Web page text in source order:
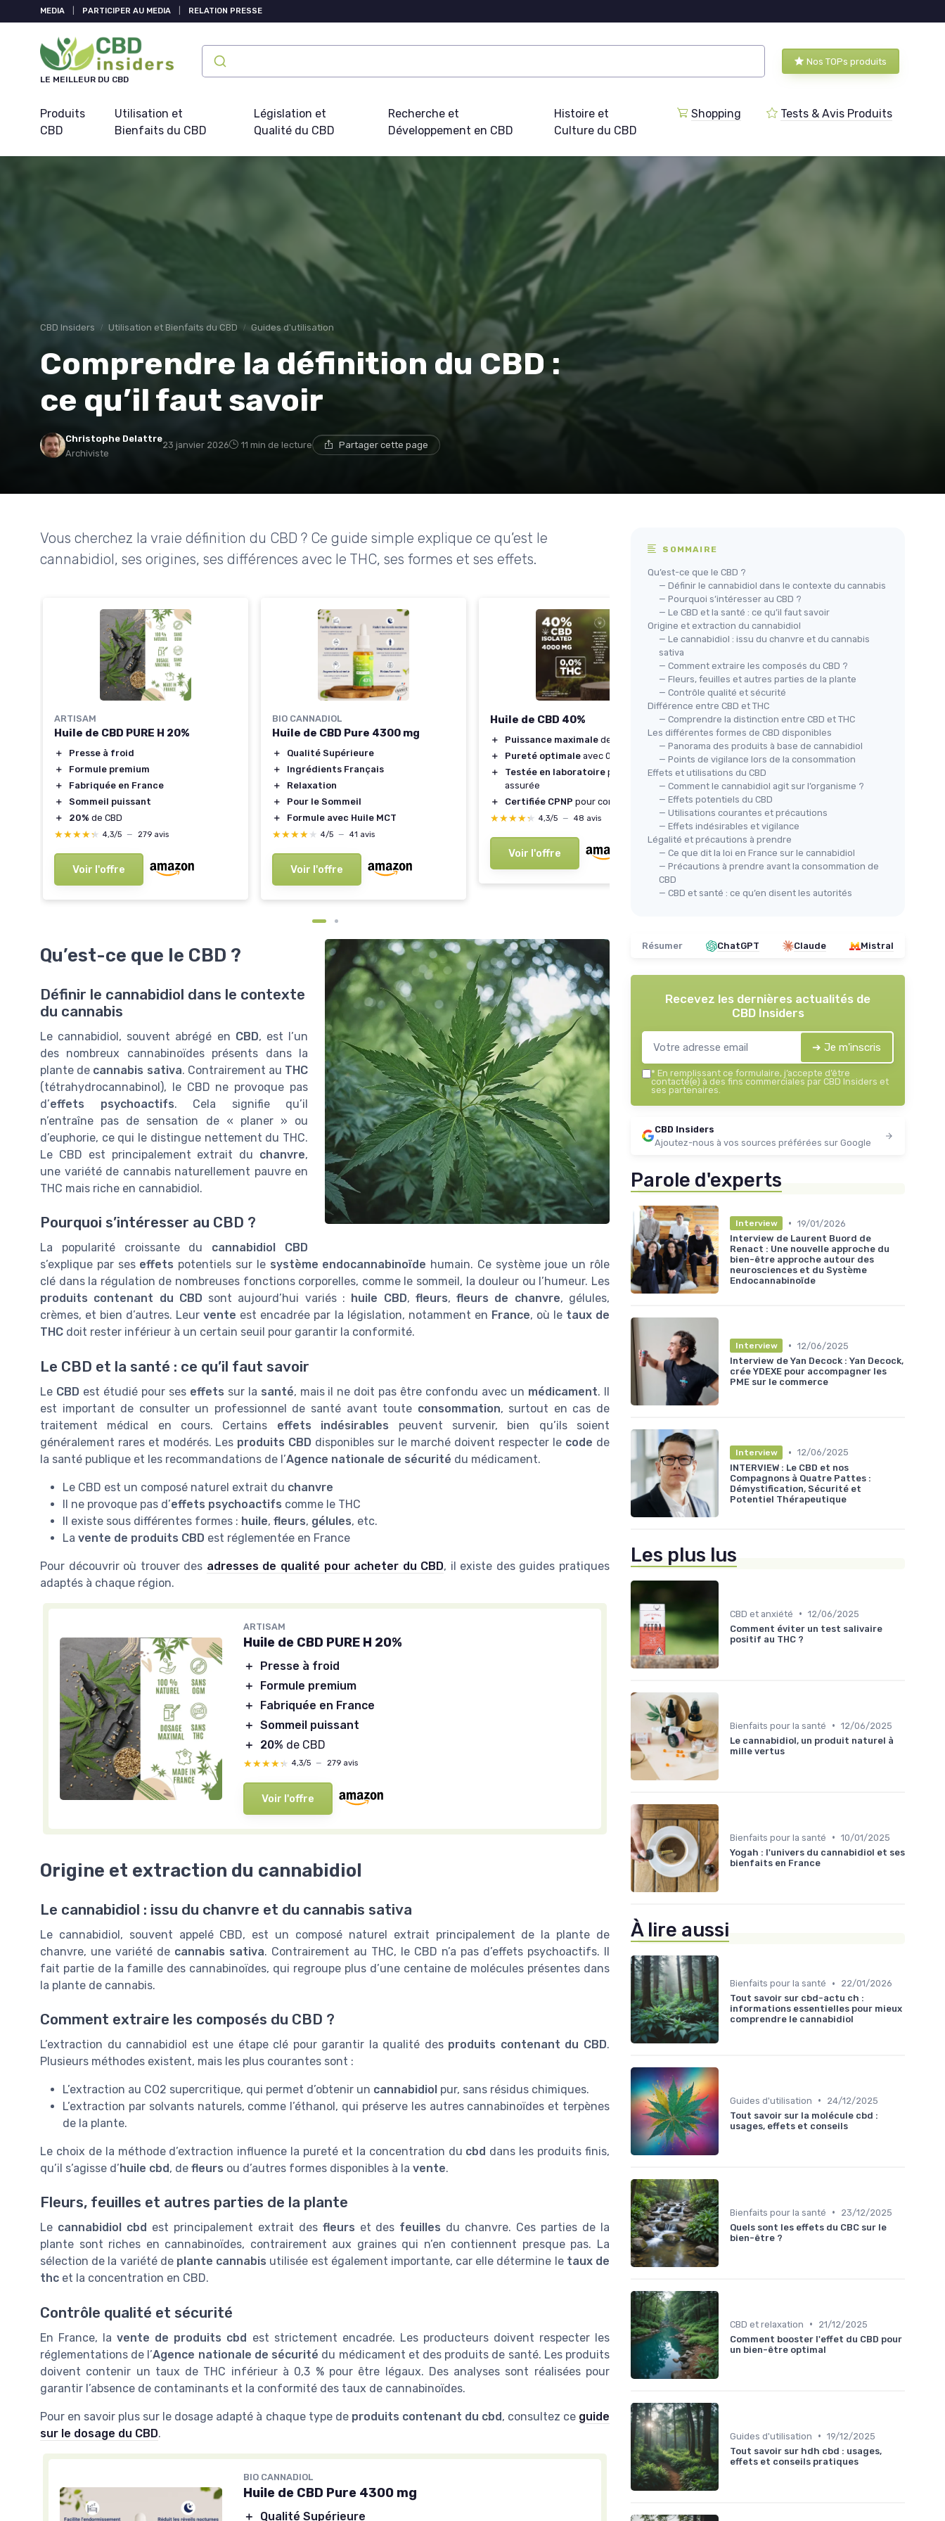
MEDIA PARTICIPER AU MEDIA RELATION PRESSE
LE MEILLEUR DU CBD
Nos TOPs produits
Produits
CBD
Utilisation et
Bienfaits du CBD
Législation et
Qualité du CBD
Recherche et
Développement en CBD
Histoire et
Culture du CBD
Shopping Tests & Avis Produits
CBD Insiders Utilisation et Bienfaits du CBD Guides d'utilisation
Comprendre la définition du CBD :
ce qu’il faut savoir
Christophe Delattre
Archiviste
23 janvier 2026 11 min de lecture Partager cette page
Vous cherchez la vraie définition du CBD ? Ce guide simple explique ce qu’est le
cannabidiol, ses origines, ses différences avec le THC, ses formes et ses effets.
ARTISAM
Huile de CBD PURE H 20%
＋
Presse à froid
＋
Formule premium
＋
Fabriquée en France
＋
Sommeil puissant
＋
20% de CBD
★★★★★
★★★★★ 4,3/5 — 279 avis
Voir l'offre
BIO CANNADIOL
Huile de CBD Pure 4300 mg
＋
Qualité Supérieure
＋
Ingrédients Français
＋
Relaxation
＋
Pour le Sommeil
＋
Formule avec Huile MCT
★★★★★
★★★★★ 4/5 — 41 avis
Voir l'offre
Huile de CBD 40%
＋ Puissance maximale de 4000 mg
＋
Pureté optimale avec 0% THC
＋
Testée en laboratoire pour qualité
assurée
＋
Certifiée CPNP pour conformité
★★★★★
★★★★★ 4,3/5 — 48 avis
Voir l'offre
Huile de CBD 40% Isolat 4000 mg
＋ 0%THC
＋ Ultra concentration
＋ Qualité premium
＋ Testée etcertifiée
européen
★★★★★
★★★★★ 4,6/5
Voir l'offre
Qu’est-ce que le CBD ?
Définir le cannabidiol dans le contexte
du cannabis
Le cannabidiol, souvent abrégé en CBD, est l’un
des nombreux cannabinoïdes présents dans la
plante de cannabis sativa. Contrairement au THC
(tétrahydrocannabinol), le CBD ne provoque pas
d’effets psychoactifs. Cela signifie qu’il
n’entraîne pas de sensation de « planer » ou
d’euphorie, ce qui le distingue nettement du THC.
Le CBD est principalement extrait du chanvre,
une variété de cannabis naturellement pauvre en
THC mais riche en cannabidiol.
Pourquoi s’intéresser au CBD ?
La popularité croissante du cannabidiol CBD
s’explique par ses effets potentiels sur le système endocannabinoïde humain. Ce système joue un rôle
clé dans la régulation de nombreuses fonctions corporelles, comme le sommeil, la douleur ou l’humeur. Les
produits contenant du CBD sont aujourd’hui variés : huile CBD, fleurs,fleurs de chanvre, gélules,
crèmes, et bien d’autres. Leurvente est encadrée par la législation, notamment en France, où le taux de
THC doit rester inférieur à un certain seuil pour garantir la conformité.
Le CBD et la santé : ce qu’il faut savoir
Le CBD est étudié pour ses effets sur la santé, mais il ne doit pas être confondu avec un médicament. Il
est important de consulter un professionnel de santé avant toute consommation, surtout en cas de
traitement médical en cours. Certains effets indésirables peuvent survenir, bien qu’ils soient
généralement rares et modérés. Les produits CBD disponibles sur le marché doivent respecter le code de
la santé publique et les recommandations de l’Agence nationale de sécurité du médicament.
Le CBD est un composé naturel extrait du chanvre
Il ne provoque pas d’effets psychoactifs comme le THC
Il existe sous différentes formes : huile, fleurs, gélules, etc.
La vente de produits CBD est réglementée en France
Pour découvrir où trouver des adresses de qualité pour acheter du CBD, il existe des guides pratiques
adaptés à chaque région.
ARTISAM
Huile de CBD PURE H 20%
＋
Presse à froid
＋
Formule premium
＋
Fabriquée en France
＋ Sommeil puissant
＋
20% de CBD
★★★★★
★★★★★ 4,3/5 — 279 avis
Voir l'offre
Origine et extraction du cannabidiol
Le cannabidiol : issu du chanvre et du cannabis sativa
Le cannabidiol, souvent appelé CBD, est un composé naturel extrait principalement de la plante de
chanvre, une variété de cannabis sativa. Contrairement au THC, le CBD n’a pas d’effets psychoactifs. Il
fait partie de la famille des cannabinoïdes, qui regroupe plus d’une centaine de molécules présentes dans
la plante de cannabis.
Comment extraire les composés du CBD ?
L’extraction du cannabidiol est une étape clé pour garantir la qualité des produits contenant du CBD.
Plusieurs méthodes existent, mais les plus courantes sont :
L’extraction au CO2 supercritique, qui permet d’obtenir un cannabidiol pur, sans résidus chimiques.
L’extraction par solvants naturels, comme l’éthanol, qui préserve les autres cannabinoïdes et terpènes
de la plante.
Le choix de la méthode d’extraction influence la pureté et la concentration du cbd dans les produits finis,
qu’il s’agisse d’huile cbd, de fleurs ou d’autres formes disponibles à la vente.
Fleurs, feuilles et autres parties de la plante
Le cannabidiol cbd est principalement extrait des fleurs et des feuilles du chanvre. Ces parties de la
plante sont riches en cannabinoïdes, contrairement aux graines qui n’en contiennent presque pas. La
sélection de la variété de plante cannabis utilisée est également importante, car elle détermine le taux de
thc et la concentration en CBD.
Contrôle qualité et sécurité
En France, lavente de produits cbd est strictement encadrée. Les producteurs doivent respecter les
réglementations de l’Agence nationale de sécurité du médicament et des produits de santé. Les produits
doivent contenir un taux de THC inférieur à 0,3 % pour être légaux. Des analyses sont réalisées pour
garantir l’absence de contaminants et la conformité des taux de cannabinoïdes.
Pour en savoir plus sur le dosage adapté à chaque type de produits contenant du cbd, consultez ce guide
sur le dosage du CBD.
BIO CANNADIOL
Huile de CBD Pure 4300 mg
＋ Qualité Supérieure
SOMMAIRE
Qu’est-ce que le CBD ?
— Définir le cannabidiol dans le contexte du cannabis
— Pourquoi s’intéresser au CBD ?
— Le CBD et la santé : ce qu’il faut savoir
Origine et extraction du cannabidiol
— Le cannabidiol : issu du chanvre et du cannabis
sativa
— Comment extraire les composés du CBD ?
— Fleurs, feuilles et autres parties de la plante
— Contrôle qualité et sécurité
Différence entre CBD et THC
— Comprendre la distinction entre CBD et THC
Les différentes formes de CBD disponibles
— Panorama des produits à base de cannabidiol
— Points de vigilance lors de la consommation
Effets et utilisations du CBD
— Comment le cannabidiol agit sur l’organisme ?
— Effets potentiels du CBD
— Utilisations courantes et précautions
— Effets indésirables et vigilance
Légalité et précautions à prendre
— Ce que dit la loi en France sur le cannabidiol
— Précautions à prendre avant la consommation de
CBD
— CBD et santé : ce qu’en disent les autorités
Résumer ChatGPT Claude Mistral
Recevez les dernières actualités de
CBD Insiders
➔ Je m'inscris
* En remplissant ce formulaire, j’accepte d’être
contacté(e) à des fins commerciales par CBD Insiders et
ses partenaires.
CBD Insiders
Ajoutez-nous à vos sources préférées sur Google
Parole d'experts
Interview • 19/01/2026
Interview de Laurent Buord de
Renact : Une nouvelle approche du
bien-être approche autour des
neurosciences et du Système
Endocannabinoïde
Interview • 12/06/2025
Interview de Yan Decock : Yan Decock,
crée YDEXE pour accompagner les
PME sur le commerce
Interview • 12/06/2025
INTERVIEW : Le CBD et nos
Compagnons à Quatre Pattes :
Démystification, Sécurité et
Potentiel Thérapeutique
Les plus lus
CBD et anxiété • 12/06/2025
Comment éviter un test salivaire
positif au THC ?
Bienfaits pour la santé • 12/06/2025
Le cannabidiol, un produit naturel à
mille vertus
Bienfaits pour la santé • 10/01/2025
Yogah : l'univers du cannabidiol et ses
bienfaits en France
À lire aussi
Bienfaits pour la santé •
22/01/2026
Tout savoir sur cbd-actu ch :
informations essentielles pour mieux
comprendre le cannabidiol
Guides d'utilisation •
24/12/2025
Tout savoir sur la molécule cbd :
usages, effets et conseils
Bienfaits pour la santé •
23/12/2025
Quels sont les effets du CBC sur le
bien-être ?
CBD et relaxation •
21/12/2025
Comment booster l'effet du CBD pour
un bien-être optimal
Guides d'utilisation • 19/12/2025
Tout savoir sur hdh cbd : usages,
effets et conseils pratiques
Panneau de gestion des cookies